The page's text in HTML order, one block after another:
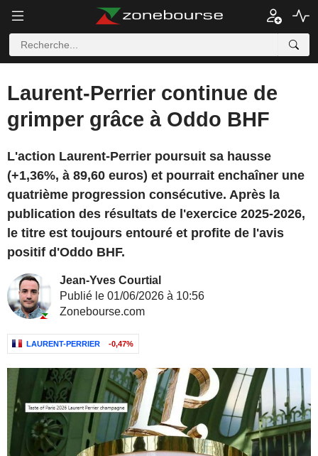
Laurent-Perrier continue de
grimper grâce à Oddo BHF
L'action Laurent-Perrier poursuit sa hausse
(+1,36%, à 89,60 euros) et pourrait enchaîner une
quatrième progression consécutive. Après la
publication des résultats de l'exercice 2025-2026,
le titre est toujours entouré et profite de l'avis
positif d'Oddo BHF.
Jean-Yves Courtial
Publié le 01/06/2026 à 10:56
Zonebourse.com
LAURENT-PERRIER -0,47%